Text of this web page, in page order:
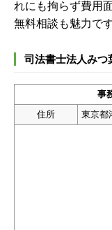
れにも拘らず費用
無料相談も魅力です
司法書士法人みつ
事
住所
東京都